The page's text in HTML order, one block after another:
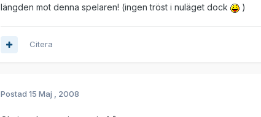
längden mot denna spelaren! (ingen tröst i nuläget dock
)
Citera
Postad 15 Maj , 2008